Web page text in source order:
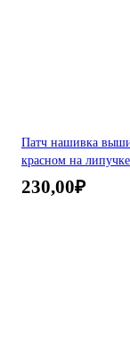
Патч нашивка
красном на липучке
230,00₽